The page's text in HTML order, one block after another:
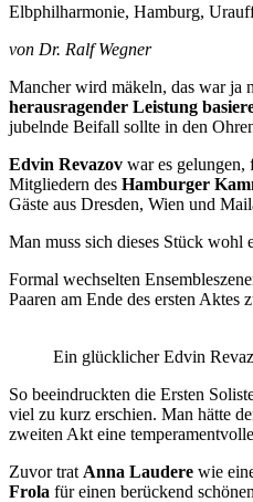
Elbphilharmonie, Hamburg,
von Dr. Ralf Wegner
Mancher wird mäkeln, das war ja
herausragender Leistung
jubelnde Beifall sollte in den
Edvin Revazov war es gelungen,
Mitgliedern des Hamburger
Gäste aus Dresden, Wien und
Man muss sich dieses Stück wohl
Formal wechselten
Paaren am Ende des ersten
Ein glücklicher Edvin
So beeindruckten die Ersten
viel zu kurz erschien. Man hätte
zweiten Akt eine
Zuvor trat Anna Laudere wie
Frola für einen berückend